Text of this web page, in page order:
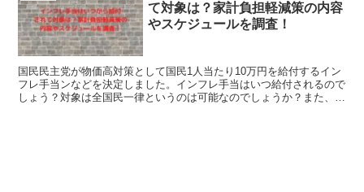
て対象は？家計負担軽減策の内容
やスケジュールを調査！
国民民主党が物価高対策として国民1人当たり10万円を給付するイン
フレ手当ンなどを決定しました。インフレ手当はいつ給付されるので
しょう？対象は全国民一律というのは可能なのでしょうか？また、家